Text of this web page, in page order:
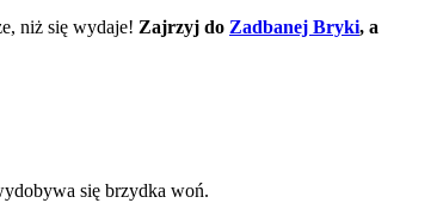
niż się wydaje! Zajrzyj do Zadbanej Bryki, a
się brzydka woń.